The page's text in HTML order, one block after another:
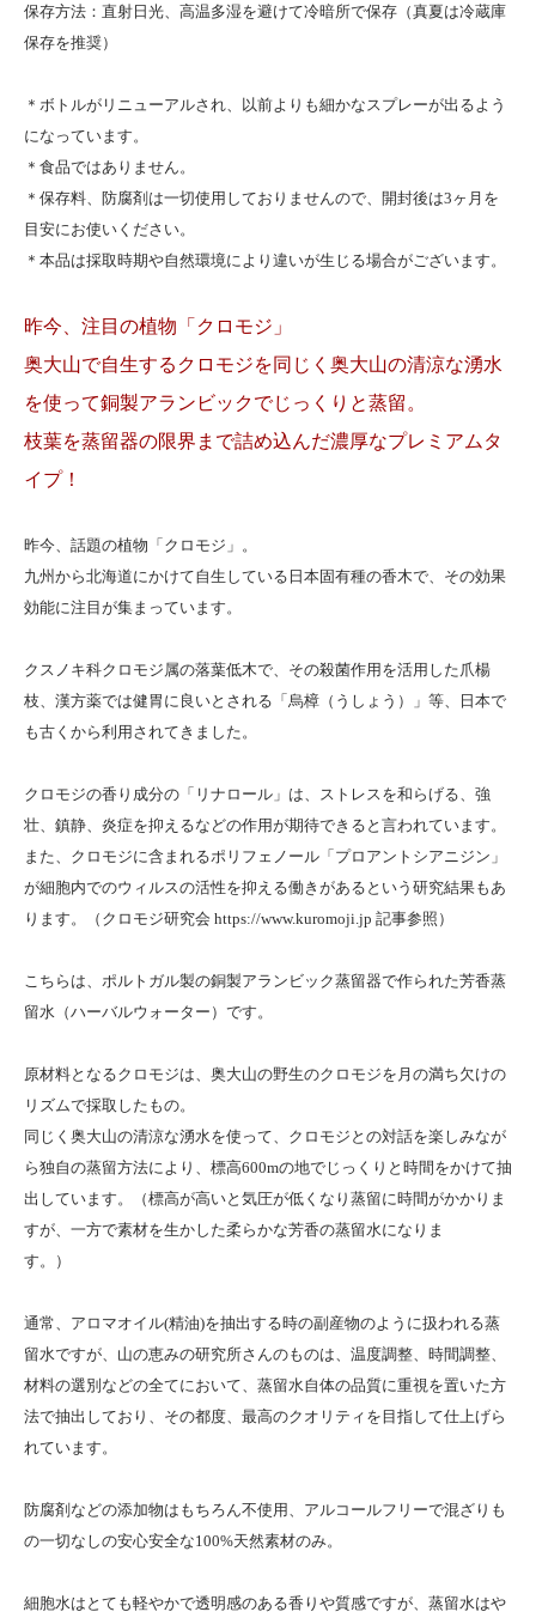
保存方法：直射日光、高温多湿を避けて冷暗所で保存（真夏は冷蔵庫
保存を推奨）
＊ボトルがリニューアルされ、以前よりも細かなスプレーが出るよう
になっています。
＊食品ではありません。
＊保存料、防腐剤は一切使用しておりませんので、開封後は3ヶ月を
目安にお使いください。
＊本品は採取時期や自然環境により違いが生じる場合がございます。
昨今、注目の植物「クロモジ」
奥大山で自生するクロモジを同じく奥大山の清涼な湧水
を使って銅製アランビックでじっくりと蒸留。
枝葉を蒸留器の限界まで詰め込んだ濃厚なプレミアムタ
イプ！
昨今、話題の植物「クロモジ」。
九州から北海道にかけて自生している日本固有種の香木で、その効果
効能に注目が集まっています。
クスノキ科クロモジ属の落葉低木で、その殺菌作用を活用した爪楊
枝、漢方薬では健胃に良いとされる「烏樟（うしょう）」等、日本で
も古くから利用されてきました。
クロモジの香り成分の「リナロール」は、ストレスを和らげる、強
壮、鎮静、炎症を抑えるなどの作用が期待できると言われています。
また、クロモジに含まれるポリフェノール「プロアントシアニジン」
が細胞内でのウィルスの活性を抑える働きがあるという研究結果もあ
ります。（クロモジ研究会 https://www.kuromoji.jp 記事参照）
こちらは、ポルトガル製の銅製アランビック蒸留器で作られた芳香蒸
留水（ハーバルウォーター）です。
原材料となるクロモジは、奥大山の野生のクロモジを月の満ち欠けの
リズムで採取したもの。
同じく奥大山の清涼な湧水を使って、クロモジとの対話を楽しみなが
ら独自の蒸留方法により、標高600mの地でじっくりと時間をかけて抽
出しています。（標高が高いと気圧が低くなり蒸留に時間がかかりま
すが、一方で素材を生かした柔らかな芳香の蒸留水になりま
す。）
通常、アロマオイル(精油)を抽出する時の副産物のように扱われる蒸
留水ですが、山の恵みの研究所さんのものは、温度調整、時間調整、
材料の選別などの全てにおいて、蒸留水自体の品質に重視を置いた方
法で抽出しており、その都度、最高のクオリティを目指して仕上げら
れています。
防腐剤などの添加物はもちろん不使用、アルコールフリーで混ざりも
の一切なしの安心安全な100%天然素材のみ。
細胞水はとても軽やかで透明感のある香りや質感ですが、蒸留水はや